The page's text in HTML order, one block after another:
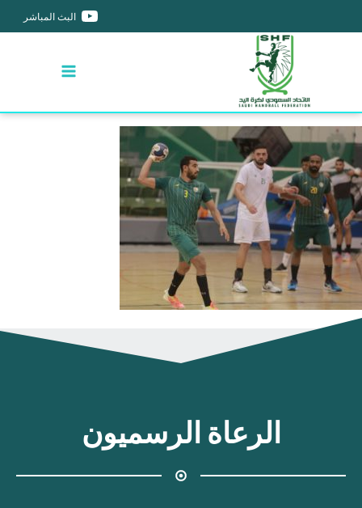
البث المباشر
الرعاة الرسميون